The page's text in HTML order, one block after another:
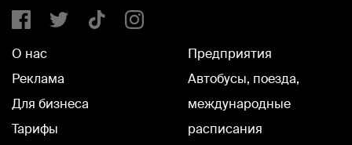
О нас
Реклама
Для бизнеса
Тарифы
Предприятия
Автобусы, поезда,
международные
расписания